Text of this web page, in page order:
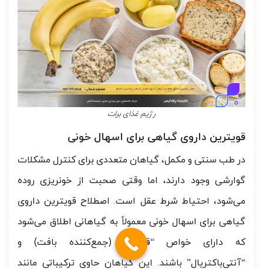
رژیم غذای برات
قویترین داروی گیاهی برای اسهال خونی
در طب سنتی و مکمل، گیاهان متعددی برای کنترل مشکلات
گوارشی وجود دارند، اما وقتی صحبت از خونریزی روده
می‌شود، احتیاط شرط عقل است. اصطلاح قویترین داروی
گیاهی برای اسهال خونی معمولاً به گیاهانی اطلاق می‌شود
که دارای خواص “قابض” (جمع‌کننده بافت) و
“آنتی‌باکتریال” باشند. این گیاهان حاوی ترکیباتی مانند